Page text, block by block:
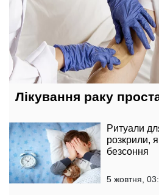
Лікування раку
Ритуали
розкрили,
безсоння
5 жовтня,